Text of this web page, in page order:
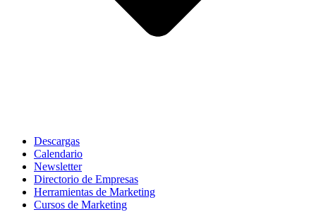
Descargas
Calendario
Newsletter
Directorio de Empresas
Herramientas de Marketing
Cursos de Marketing